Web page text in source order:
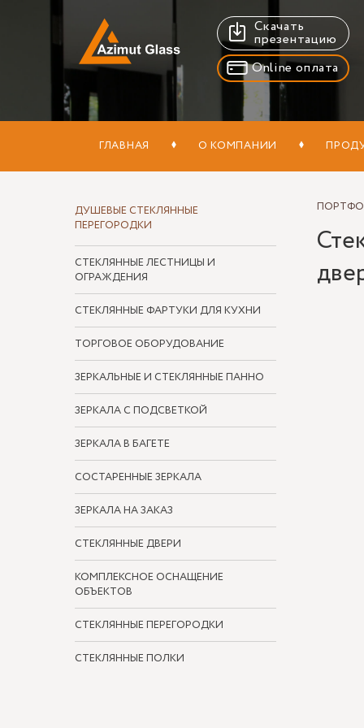
Скачать
презентацию
Online оплата
ГЛАВНАЯ О КОМПАНИИ
ДУШЕВЫЕ СТЕКЛЯННЫЕ
ПЕРЕГОРОДКИ
СТЕКЛЯННЫЕ ЛЕСТНИЦЫ И
ОГРАЖДЕНИЯ
СТЕКЛЯННЫЕ ФАРТУКИ ДЛЯ КУХНИ
ТОРГОВОЕ ОБОРУДОВАНИЕ
ЗЕРКАЛЬНЫЕ И СТЕКЛЯННЫЕ ПАННО
ЗЕРКАЛА С ПОДСВЕТКОЙ
ЗЕРКАЛА В БАГЕТЕ
СОСТАРЕННЫЕ ЗЕРКАЛА
ЗЕРКАЛА НА ЗАКАЗ
СТЕКЛЯННЫЕ ДВЕРИ
КОМПЛЕКСНОЕ ОСНАЩЕНИЕ
ОБЪЕКТОВ
СТЕКЛЯННЫЕ ПЕРЕГОРОДКИ
СТЕКЛЯННЫЕ ПОЛКИ